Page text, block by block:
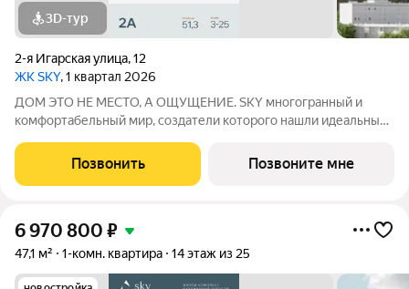
3D-тур
2-я Игарская улица,12
ЖК SKY, 1 квартал 2026
ДОМ ЭТО НЕ МЕСТО, А ОЩУЩЕНИЕ. SKY многогранный и
комфортабельный мир, создатели которого нашли идеальный
комфортом современных инженерных систем и уютом
тщательно продуманной инфраструктуры.
Позвонить Позвоните мне
6 970 800 ₽
47,1 м² 1-комн. квартира 14 этаж из 25